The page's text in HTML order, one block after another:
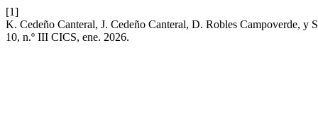
[1]
K. Cedeño Canteral, J. Cedeño Canteral, D. Robles Campoverde,
10, n.º III CICS, ene. 2026.